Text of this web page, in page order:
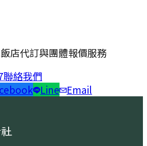
店代訂與團體報價服務
聯絡我們
Line Email